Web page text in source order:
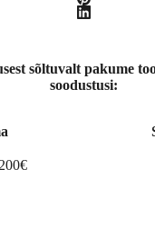
sõltuvalt pakume
soodustusi: